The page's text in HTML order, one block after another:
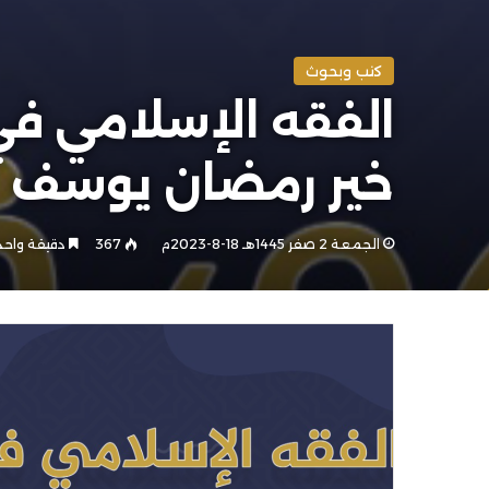
كتب وبحوث
خير رمضان يوسف
الجمعة 2 صفر 1445هـ 18-8-2023م 367 دقيقة